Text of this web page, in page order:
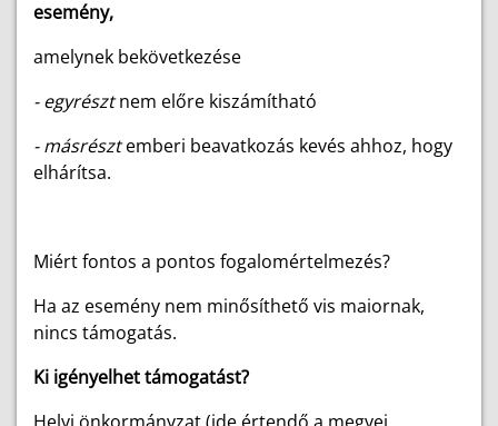
esemény,
amelynek bekövetkezése
- egyrésztnem előre kiszámítható
- másrésztemberi beavatkozás kevés ahhoz, hogy
elhárítsa.
Miért fontos a pontos fogalomértelmezés?
Ha az esemény nem minősíthető vis maiornak,
nincs támogatás.
Ki igényelhet támogatást?